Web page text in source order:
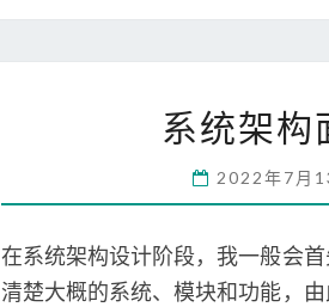
系统架构
2022年7月
在系统架构设计阶段，我一般会
清楚大概的系统、模块和功能，